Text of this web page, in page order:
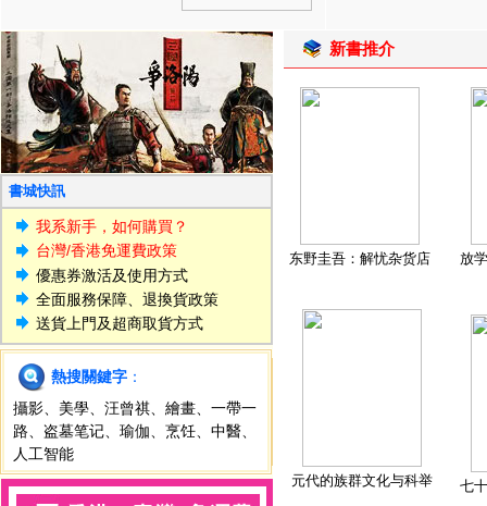
書城快訊
我系新手，如何購買？
台灣/香港免運費政策
優惠券激活及使用方式
全面服務保障、退換貨政策
送貨上門及超商取貨方式
熱搜關鍵字 ：
攝影
美學 汪曾祺 繪畫
一帶一
路
盗墓笔记 瑜伽 烹饪 中醫
人工智能
新書推介
东野圭吾：解忧杂货店 放
元代的族群文化与科举 七